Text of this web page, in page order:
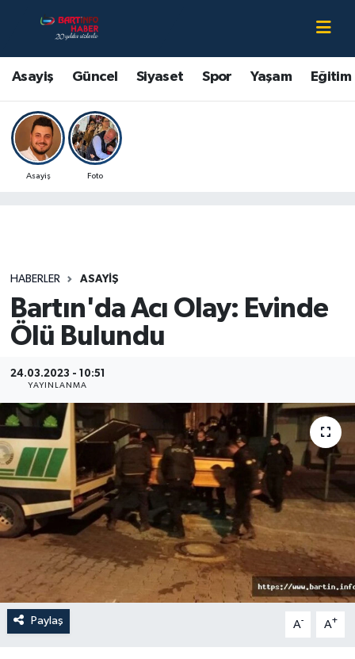
Asayiş Güncel Siyaset Spor Yaşam Eğitim
Asayiş Foto
HABERLER ASAYIŞ
Bartın'da Acı Olay: Evinde
Ölü Bulundu
24.03.2023 - 10:51
YAYINLANMA
Paylaş A- A+
Asayiş
Bartın Hakkında
Çevre
Eğitim
Kültür-Sanat
Magazin
Medya
Sağlık
Sinema
Sivil Toplum
Siyaset
Spor
Tarım
Bartın Nöbetçi Eczaneler
Bartın Hava Durumu
Bartin Namaz Vakitleri
Bartın Trafik Yoğunluk Haritası
Son Dakika Haberleri
Haber Arşivi